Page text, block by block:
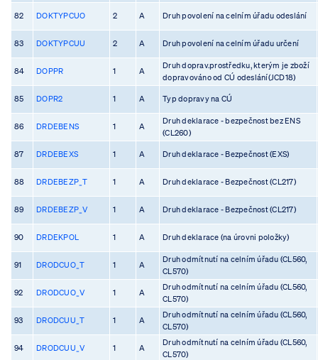
82 DOKTYPCUO 2 A Druh povolení na celním úřadu odeslání
83 DOKTYPCUU 2 A Druh povolení na celním úřadu určení
84 DOPPR 1 A
Druh doprav.prostředku, kterým je zboží
dopravováno od CÚ odeslání(JCD18)
85 DOPR2 1 A Typ dopravy na CÚ
86 DRDEBENS 1 A
Druh deklarace - bezpečnost bez ENS
(CL260)
87 DRDEBEXS 1 A Druh deklarace - Bezpečnost (EXS)
88 DRDEBEZP_T 1 A Druh deklarace - Bezpečnost (CL217)
89 DRDEBEZP_V 1 A Druh deklarace - Bezpečnost (CL217)
90 DRDEKPOL 1 A Druh deklarace (na úrovni položky)
91 DRODCUO_T 1 A
Druh odmítnutí na celním úřadu (CL560,
CL570)
92 DRODCUO_V 1 A
Druh odmítnutí na celním úřadu (CL560,
CL570)
93 DRODCUU_T 1 A
Druh odmítnutí na celním úřadu (CL560,
CL570)
94 DRODCUU_V 1 A
Druh odmítnutí na celním úřadu (CL560,
CL570)